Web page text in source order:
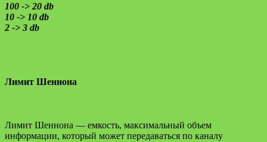
100 -> 20 db
10 -> 10 db
2 -> 3 db
Лимит Шеннона
Лимит Шеннона — емкость, максимальный объем
информации, который может передаваться по каналу